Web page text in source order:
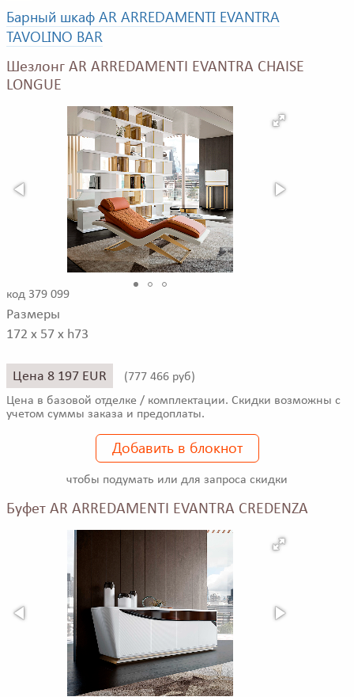
Барный шкаф AR ARREDAMENTI EVANTRA
TAVOLINO BAR
Шезлонг AR ARREDAMENTI EVANTRA CHAISE
LONGUE
код 379 099
Размеры
172 x 57 x h73
Цена 8 197 EUR (777 466 руб)
Цена в базовой отделке / комплектации. Скидки возможны с
учетом суммы заказа и предоплаты.
Добавить в блокнот
чтобы подумать или для запроса скидки
Буфет AR ARREDAMENTI EVANTRA CREDENZA